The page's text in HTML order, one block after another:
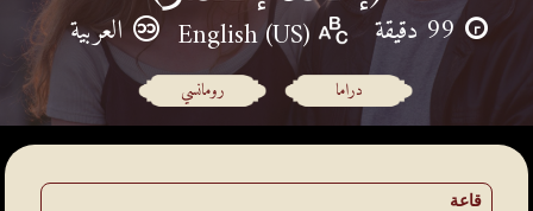
99 دقيقة English (US) العربية
دراما رومانسي
قاعة